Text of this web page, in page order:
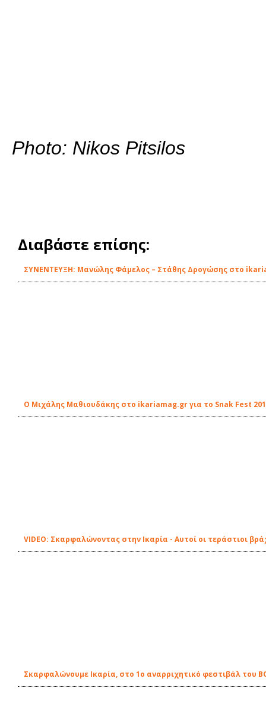
Photo: Nikos Pitsilos
Διαβάστε επίσης:
ΣΥΝΕΝΤΕΥΞΗ: Μανώλης Φάμελος – Στάθης Δρογώσης στο
Ο Μιχάλης Μαθιουδάκης στο ikariamag.gr για το Snak Fest
VIDEO: Σκαρφαλώνοντας στην Ικαρία - Αυτοί οι τεράστιοι
Σκαρφαλώνουμε Ικαρία, στο 1ο αναρριχητικό φεστιβάλ του